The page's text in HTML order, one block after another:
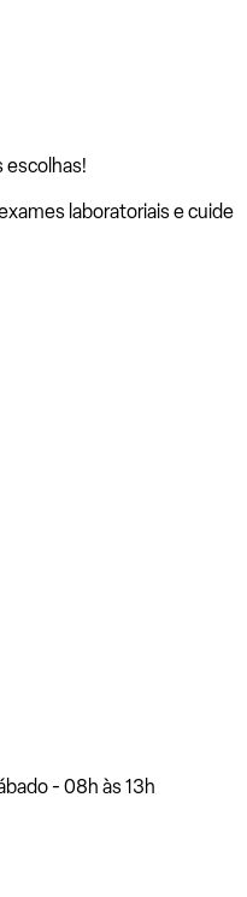
escolhas!
laboratoriais e cuide
- 08h às 13h